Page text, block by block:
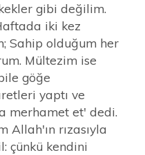
gibi değilim.
iki kez
Sahip olduğum her
Mültezim ise
göğe
yaptı ve
merhamet et' dedi.
Allah'ın rızasıyla
çünkü kendini